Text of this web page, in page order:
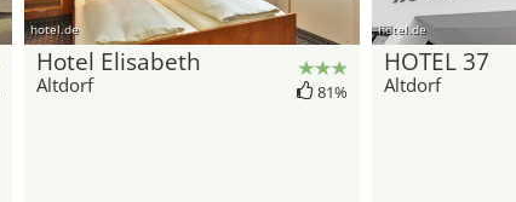
hotel.de
Hotel Elisabeth
Altdorf 81%
hotel.de
HOTEL 37
Altdorf